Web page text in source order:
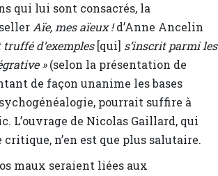
qui lui sont consacrés, la
Aïe, mes aïeux !d’Anne Ancelin
d’exemples[qui] s’inscrit parmi les
»(selon la présentation de
de façon unanime les bases
pourrait suffire à
L’ouvrage de Nicolas Gaillard, qui
n’en est que plus salutaire.
maux seraient liées aux